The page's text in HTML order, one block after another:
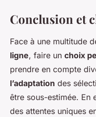
Conclusion et
Face à une multitude
ligne, faire un choix
prendre en compte
l’adaptation des
être sous-estimée. En
des attentes uniques